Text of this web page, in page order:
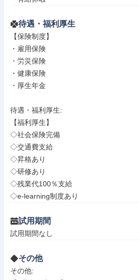
待遇・福利厚生
【保険制度】
・雇用保険
・労災保険
・健康保険
・厚生年金
待遇・福利厚生:
【福利厚生】
◇社会保険完備
◇交通費支給
◇昇格あり
◇研修あり
◇残業代100％支給
◇e-learning制度あり
試用期間
試用期間なし
その他
その他: